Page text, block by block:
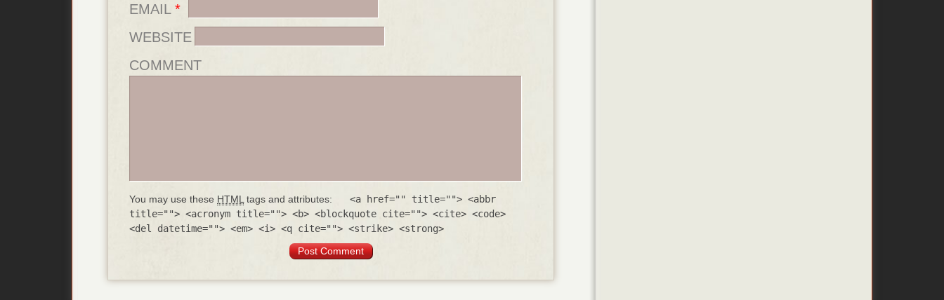
EMAIL *
WEBSITE
COMMENT
You may use these HTML tags and attributes:
<a href="" title=""> <abbr
title=""> <acronym title=""> <b> <blockquote cite=""> <cite> <code>
<del datetime=""> <em> <i> <q cite=""> <strike> <strong>